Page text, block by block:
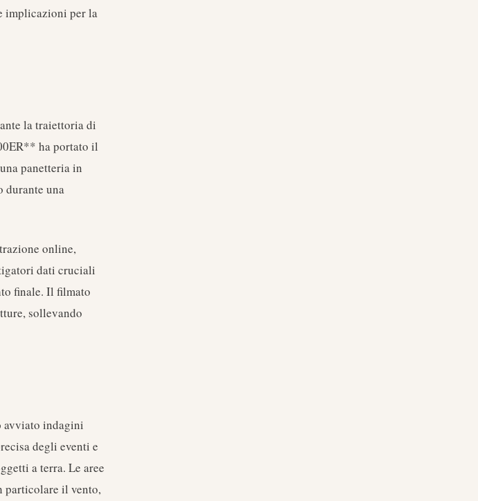
implicazioni per la
la traiettoria di
ha portato il
panetteria in
durante una
online,
dati cruciali
finale. Il filmato
sollevando
avviato indagini
degli eventi e
a terra. Le aree
particolare il vento,